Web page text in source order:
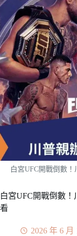
白宮UFC開戰倒數！
白宮UFC開戰倒數！
看
2026 年 6 月